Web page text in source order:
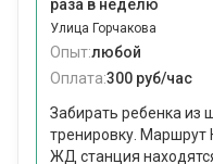
раза в неделю
Улица Горчакова
Опыт:любой
Оплата:300 руб/час
Забирать ребенка из
тренировку.
ЖД станция